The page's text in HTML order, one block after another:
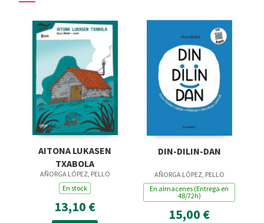
AITONA LUKASEN
TXABOLA
AÑORGA LÓPEZ, PELLO
En stock
13,10 €
DIN-DILIN-DAN
AÑORGA LÓPEZ, PELLO
En almacenes (Entrega en
48/72h)
15,00 €